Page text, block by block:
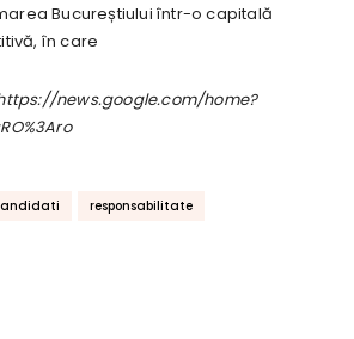
Bucureștiului într-o capitală
în care
news.google.com/home?
responsabilitate